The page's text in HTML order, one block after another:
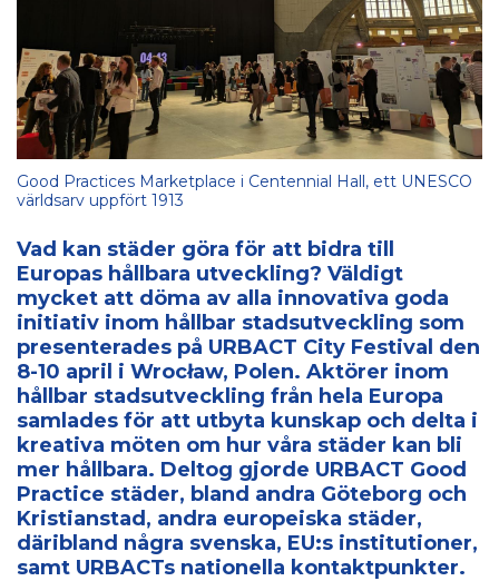
Good Practices Marketplace i Centennial Hall, ett UNESCO
världsarv uppfört 1913
Vad kan städer göra för att bidra till
Europas hållbara utveckling? Väldigt
mycket att döma av alla innovativa goda
initiativ inom hållbar stadsutveckling som
presenterades på URBACT City Festival den
8-10 april i Wrocław, Polen. Aktörer inom
hållbar stadsutveckling från hela Europa
samlades för att utbyta kunskap och delta i
kreativa möten om hur våra städer kan bli
mer hållbara. Deltog gjorde URBACT Good
Practice städer, bland andra Göteborg och
Kristianstad, andra europeiska städer,
däribland några svenska, EU:s institutioner,
samt URBACTs nationella kontaktpunkter.